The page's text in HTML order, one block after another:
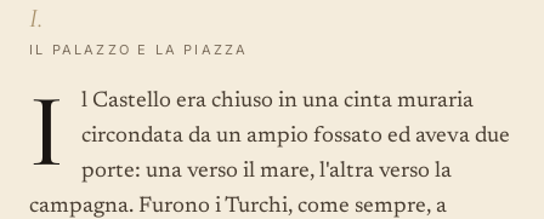
I.
IL PALAZZO E LA PIAZZA
I
l Castello era chiuso in una cinta muraria
circondata da un ampio fossato ed aveva due
porte: una verso il mare, l'altra verso la
campagna. Furono i Turchi, come sempre, a